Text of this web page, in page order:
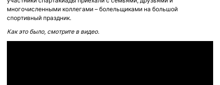
многочисленными коллегами – болельщиками на большой
спортивный праздник.
Как это было, смотрите в видео.